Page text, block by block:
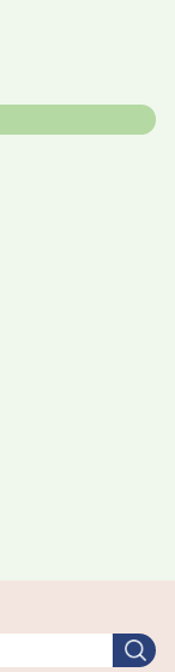
搜
尋